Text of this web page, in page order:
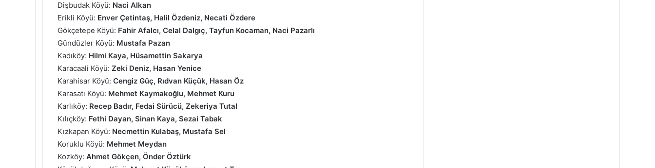
Dişbudak Köyü: Naci Alkan
Erikli Köyü: Enver Çetintaş, Halil Özdeniz, Necati Özdere
Gökçetepe Köyü: Fahir Afalcı, Celal Dalgıç, Tayfun Kocaman, Naci Pazarlı
Gündüzler Köyü: Mustafa Pazan
Kadıköy: Hilmi Kaya, Hüsamettin Sakarya
Karacaali Köyü: Zeki Deniz, Hasan Yenice
Karahisar Köyü: Cengiz Güç, Rıdvan Küçük, Hasan Öz
Karasatı Köyü: Mehmet Kaymakoğlu, Mehmet Kuru
Karlıköy: Recep Badır, Fedai Sürücü, Zekeriya Tutal
Kılıçköy: Fethi Dayan, Sinan Kaya, Sezai Tabak
Kızkapan Köyü: Necmettin Kulabaş, Mustafa Sel
Koruklu Köyü: Mehmet Meydan
Kozköy: Ahmet Gökçen, Önder Öztürk